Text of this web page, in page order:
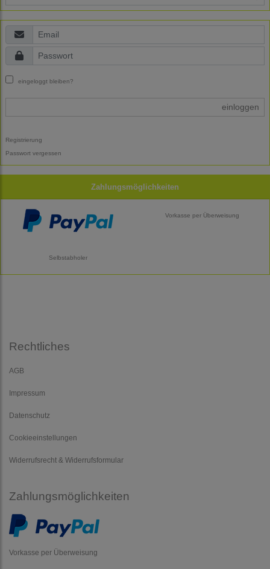
eingeloggt bleiben?
einloggen
Registrierung
Passwort vergessen
Zahlungsmöglichkeiten
Vorkasse per Überweisung
Selbstabholer
Rechtliches
AGB
Impressum
Datenschutz
Cookieeinstellungen
Widerrufsrecht & Widerrufsformular
Zahlungsmöglichkeiten
Vorkasse per Überweisung